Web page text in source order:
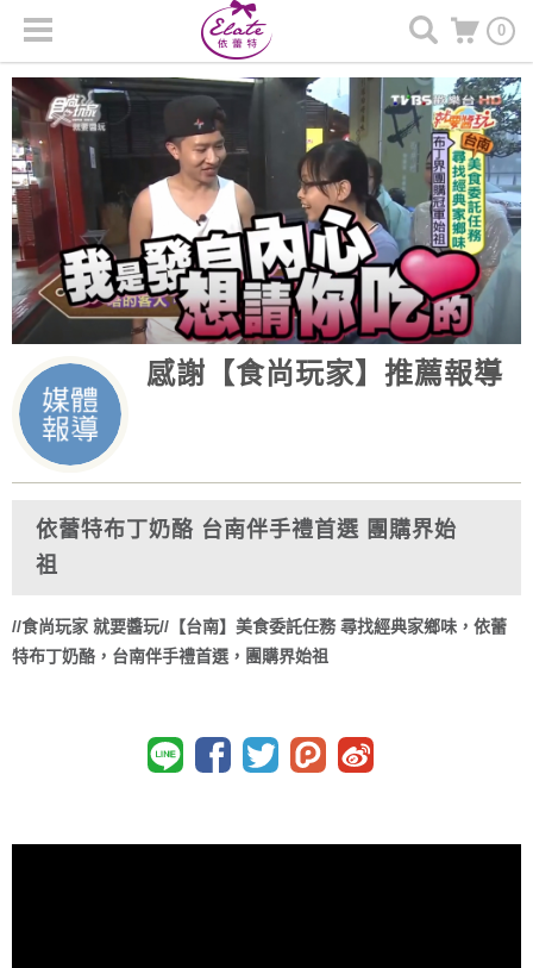
0
感謝【食尚玩家】推薦報導
依蕾特布丁奶酪 台南伴手禮首選 團購界始
祖
//食尚玩家 就要醬玩//【台南】美食委託任務 尋找經典家鄉味，依蕾
特布丁奶酪，台南伴手禮首選，團購界始祖